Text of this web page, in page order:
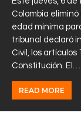
Colombia
edad mínima
tribunal declaró
Civil, los
Constitución. El…
READ MORE